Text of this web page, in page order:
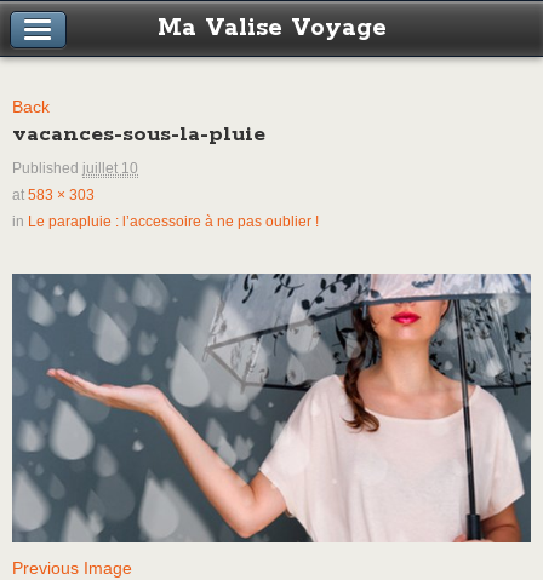
Ma Valise Voyage
Back
vacances-sous-la-pluie
Published juillet 10
at 583 × 303
in Le parapluie : l’accessoire à ne pas oublier !
Previous Image